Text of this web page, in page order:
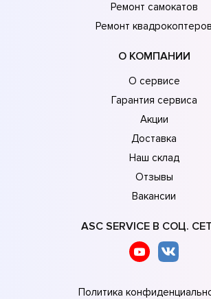
Ремонт самокатов
Ремонт квадрокоптеров
О КОМПАНИИ
О сервисе
Гарантия сервиса
Акции
Доставка
Наш склад
Отзывы
Вакансии
ASC SERVICE В СОЦ.
Политика